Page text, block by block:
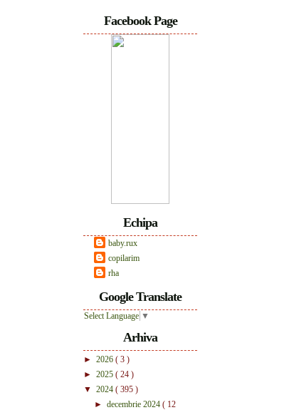
Facebook Page
Echipa
baby.rux
copilarim
rha
Google Translate
Select Language ▼
Arhiva
► 2026 ( 3 )
► 2025 ( 24 )
▼ 2024 ( 395 )
► decembrie 2024 ( 12